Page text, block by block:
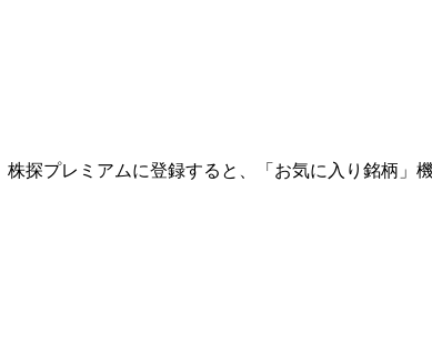
株探プレミアムに登録すると、「お気に入り銘柄」